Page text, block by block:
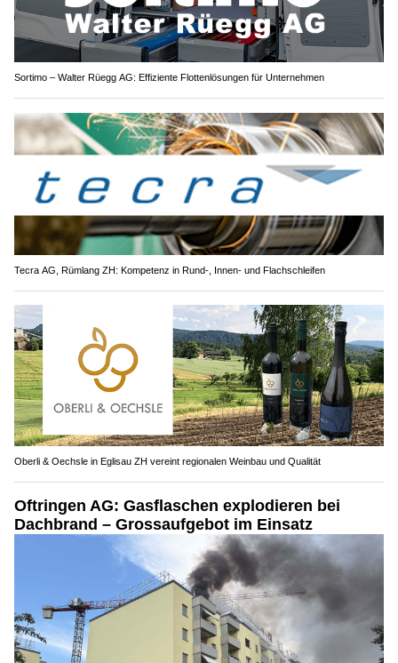
Sortimo – Walter Rüegg AG: Effiziente Flottenlösungen für Unternehmen
Tecra AG, Rümlang ZH: Kompetenz in Rund-, Innen- und Flachschleifen
Oberli & Oechsle in Eglisau ZH vereint regionalen Weinbau und Qualität
Oftringen AG: Gasflaschen explodieren bei
Dachbrand – Grossaufgebot im Einsatz